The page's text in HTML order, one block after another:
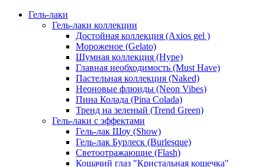
Гель-лаки
Гель-лаки коллекции
Достойная коллекция (Axios gel )
Мороженое (Gelato)
Шумная коллекция (Hype)
Главная необходимость (Must Have)
Пастельная коллекция (Naked)
Неоновые флюиды (Neon Vibes)
Пина Колада (Pina Colada)
Тренд на зеленый (Trend Green)
Гель-лаки с эффектами
Гель-лак Шоу (Show)
Гель-лак Бурлеск (Burlesque)
Светоотражающие (Flash)
Кошачий глаз "Кристальная кошечка"